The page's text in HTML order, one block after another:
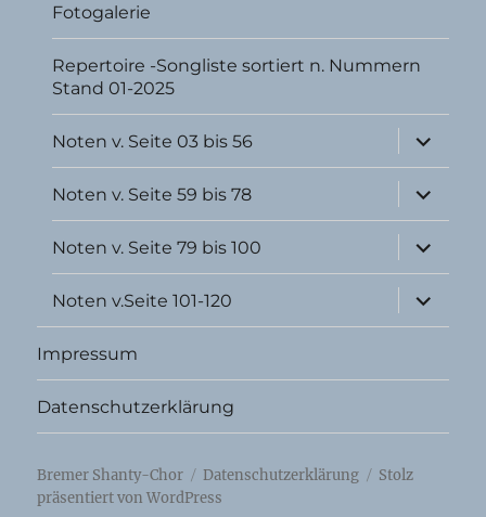
Fotogalerie
Repertoire -Songliste sortiert n. Nummern
Stand 01-2025
Noten v. Seite 03 bis 56
öffnen
Noten v. Seite 59 bis 78
öffnen
Noten v. Seite 79 bis 100
öffnen
Noten v.Seite 101-120
öffnen
Impressum
Datenschutzerklärung
Bremer Shanty-Chor Datenschutzerklärung
Stolz
präsentiert von WordPress